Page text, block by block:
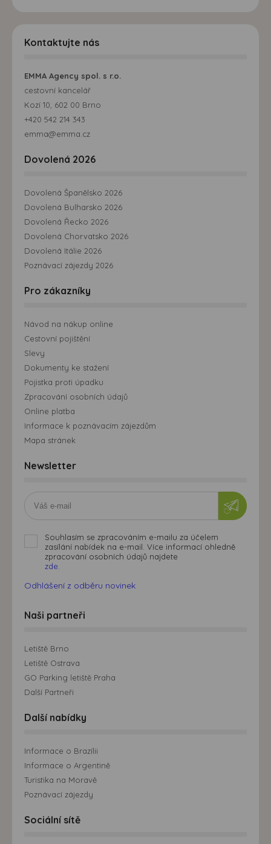
Kontaktujte nás
EMMA Agency spol. s r.o.
cestovní kancelář
Kozí 10, 602 00 Brno
+420 542 214 343
emma@emma.cz
Dovolená 2026
Dovolená Španělsko 2026
Dovolená Bulharsko 2026
Dovolená Řecko 2026
Dovolená Chorvatsko 2026
Dovolená Itálie 2026
Poznávací zájezdy 2026
Pro zákazníky
Návod na nákup online
Cestovní pojištění
Slevy
Dokumenty ke stažení
Pojistka proti úpadku
Zpracování osobních údajů
Online platba
Informace k poznávacím zájezdům
Mapa stránek
Newsletter
Souhlasím se zpracováním e-mailu za účelem
zasílání nabídek na e-mail. Více informací ohledně
zpracování osobních údajů najdete
zde.
Odhlášení z odběru novinek
Naši partneři
Letiště Brno
Letiště Ostrava
GO Parking letiště Praha
Další Partneři
Další nabídky
Informace o Brazílii
Informace o Argentině
Turistika na Moravě
Poznávací zájezdy
Sociální sítě